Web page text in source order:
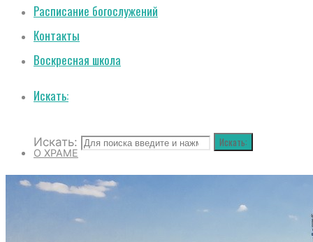
Расписание богослужений
Контакты
Воскресная школа
Искать:
Искать: Искать:
О ХРАМЕ
РАСПИСАНИЕ БОГОСЛУЖЕНИЙ